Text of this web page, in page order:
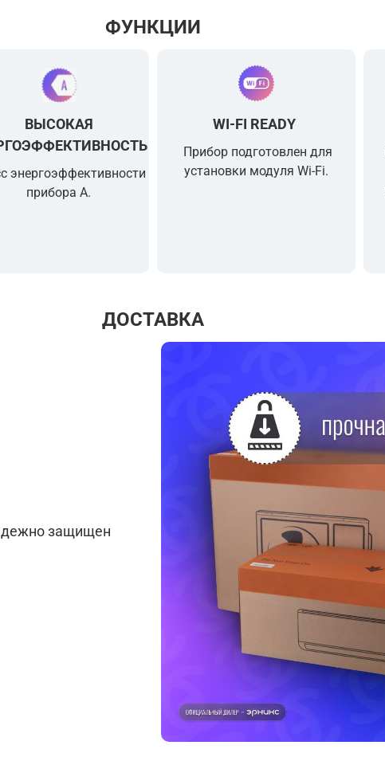
ФУНКЦИИ
ВЫСОКАЯ
энергоэффективности
прибора A.
WI-FI READY
Прибор подготовлен для
установки модуля Wi-Fi.
ДОСТАВКА
защищен